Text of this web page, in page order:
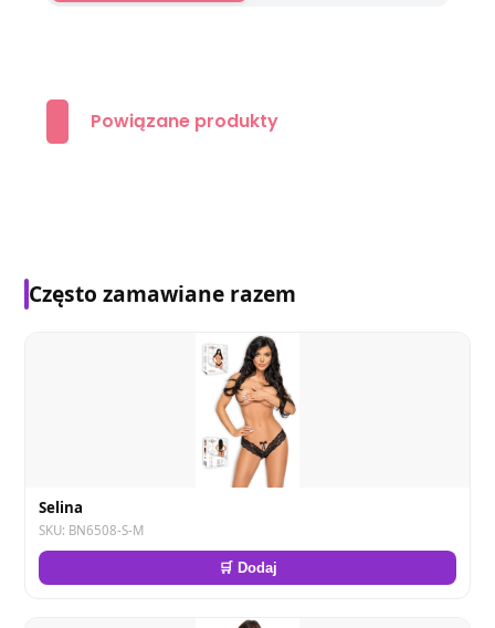
Powiązane produkty
Często zamawiane razem
Selina
SKU: BN6508-S-M
🛒 Dodaj